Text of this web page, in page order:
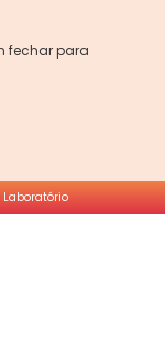
fechar para
Laboratório